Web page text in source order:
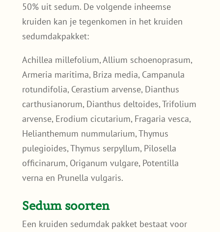
50% uit sedum. De volgende inheemse
kruiden kan je tegenkomen in het kruiden
sedumdakpakket:
Achillea millefolium, Allium schoenoprasum,
Armeria maritima, Briza media, Campanula
rotundifolia, Cerastium arvense, Dianthus
carthusianorum, Dianthus deltoides, Trifolium
arvense, Erodium cicutarium, Fragaria vesca,
Helianthemum nummularium, Thymus
pulegioides, Thymus serpyllum, Pilosella
officinarum, Origanum vulgare, Potentilla
verna en Prunella vulgaris.
Sedum soorten
Een kruiden sedumdak pakket bestaat voor